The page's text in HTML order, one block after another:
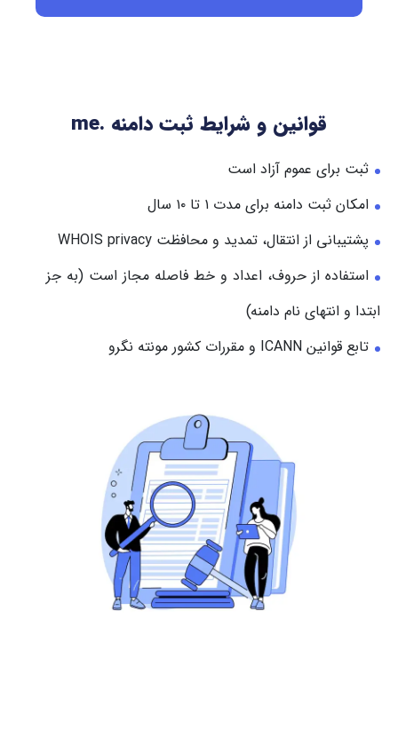
قوانین و شرایط ثبت دامنه .me
ثبت برای عموم آزاد است
امکان ثبت دامنه برای مدت ۱ تا ۱۰ سال
پشتیبانی از انتقال، تمدید و محافظت WHOIS privacy
استفاده از حروف، اعداد و خط فاصله مجاز است (به جز
ابتدا و انتهای نام دامنه)
تابع قوانین ICANN و مقررات کشور مونته نگرو